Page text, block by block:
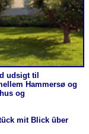
udsigt til
Hammersø og
og
mit Blick über